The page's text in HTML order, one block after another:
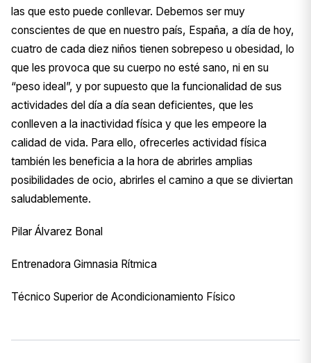
las que esto puede conllevar. Debemos ser muy
conscientes de que en nuestro país, España, a día de hoy,
cuatro de cada diez niños tienen sobrepeso u obesidad, lo
que les provoca que su cuerpo no esté sano, ni en su
“peso ideal”, y por supuesto que la funcionalidad de sus
actividades del día a día sean deficientes, que les
conlleven a la inactividad física y que les empeore la
calidad de vida. Para ello, ofrecerles actividad física
también les beneficia a la hora de abrirles amplias
posibilidades de ocio, abrirles el camino a que se diviertan
saludablemente.
Pilar Álvarez Bonal
Entrenadora Gimnasia Rítmica
Técnico Superior de Acondicionamiento Físico